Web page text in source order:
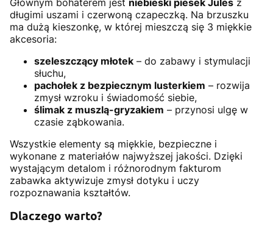
długimi uszami i czerwoną czapeczką. Na brzuszku
ma dużą kieszonkę, w której mieszczą się 3 miękkie
akcesoria:
szeleszczący młotek – do zabawy i stymulacji
słuchu,
pachołek z bezpiecznym lusterkiem – rozwija
zmysł wzroku i świadomość siebie,
ślimak z muszlą-gryzakiem – przynosi ulgę w
czasie ząbkowania.
Wszystkie elementy są miękkie, bezpieczne i
wykonane z materiałów najwyższej jakości. Dzięki
wystającym detalom i różnorodnym fakturom
zabawka aktywizuje zmysł dotyku i uczy
rozpoznawania kształtów.
Dlaczego warto?